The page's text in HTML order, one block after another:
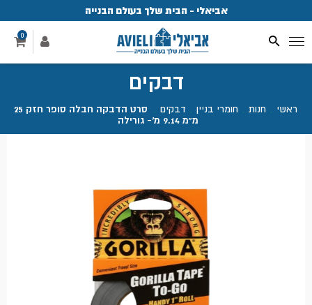
אביאלי - הבית שלך בעולם הבנייה
0
דבקים
ראשי חנות חומרי בניין דבקים
סרט הדבקה חבלה סופר חזק 25
מ"מ 9.14 מ'- גורילה